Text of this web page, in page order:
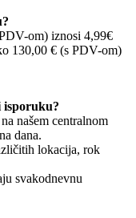
om) iznosi 4,99€
130,00 € (s PDV-om)
isporuku?
našem centralnom
dana.
lokacija, rok
svakodnevnu